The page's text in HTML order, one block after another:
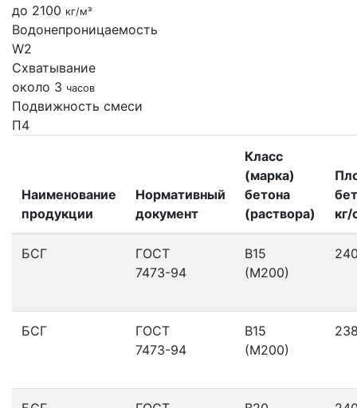
до 2100 кг/м³
Водонепроницаемость
W2
Схватывание
около 3 часов
Подвижность смеси
П4
Наименование
продукции
Нормативный
документ
Класс
(марка)
бетона
(раствора)
кг/
БСГ
ГОСТ
7473-94
В15
(М200)
БСГ
ГОСТ
7473-94
В15
(М200)